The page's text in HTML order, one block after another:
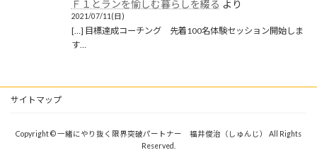
Ｆ１とランを愉しむ暮らしを綴る より
2021/07/11(日)
[…] 目標達成コーチング 先着100名体験セッション開始しま
す…
サイトマップ
Copyright © 一緒にやり抜く限界突破パートナー 福井俊治（しゅんじ） All Rights
Reserved.